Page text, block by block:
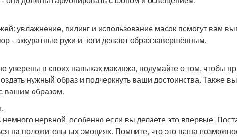
увлажнение, пилинг и использование масок помогут вам
- аккуратные руки и ноги делают образ завершённым.
уверены в своих навыках макияжа, подумайте о том, чтобы
нужный образ и подчеркнуть ваши достоинства. Также
вашим образом.
нервной, особенно если вы делаете это впервые.
на положительных эмоциях. Помните, что это ваша